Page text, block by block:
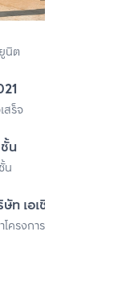
นิต
สร็จ
น
น
ท เอเชี่ยน
พเพอร์ตี้ จำกัด
ครงการ